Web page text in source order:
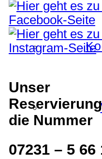
Unser
die Nummer
07231 – 5 66